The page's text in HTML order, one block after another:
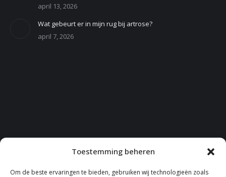
Toestemming beheren
Om de beste ervaringen te bieden, gebruiken wij technologieën zoals
april 13, 2026
Wat gebeurt er in mijn rug bij artrose?
april 7, 2026